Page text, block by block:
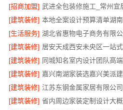
[招商加盟] 武进全包装修施工_常州宜
[建筑装修] 本地全案设计预算清单湖
[生活服务]
[建筑装修] 居安天成西安未央区一站
[建筑装修]
[建筑装修]
[建筑装修] 江苏东钢金属家居有限公
[建筑装修]